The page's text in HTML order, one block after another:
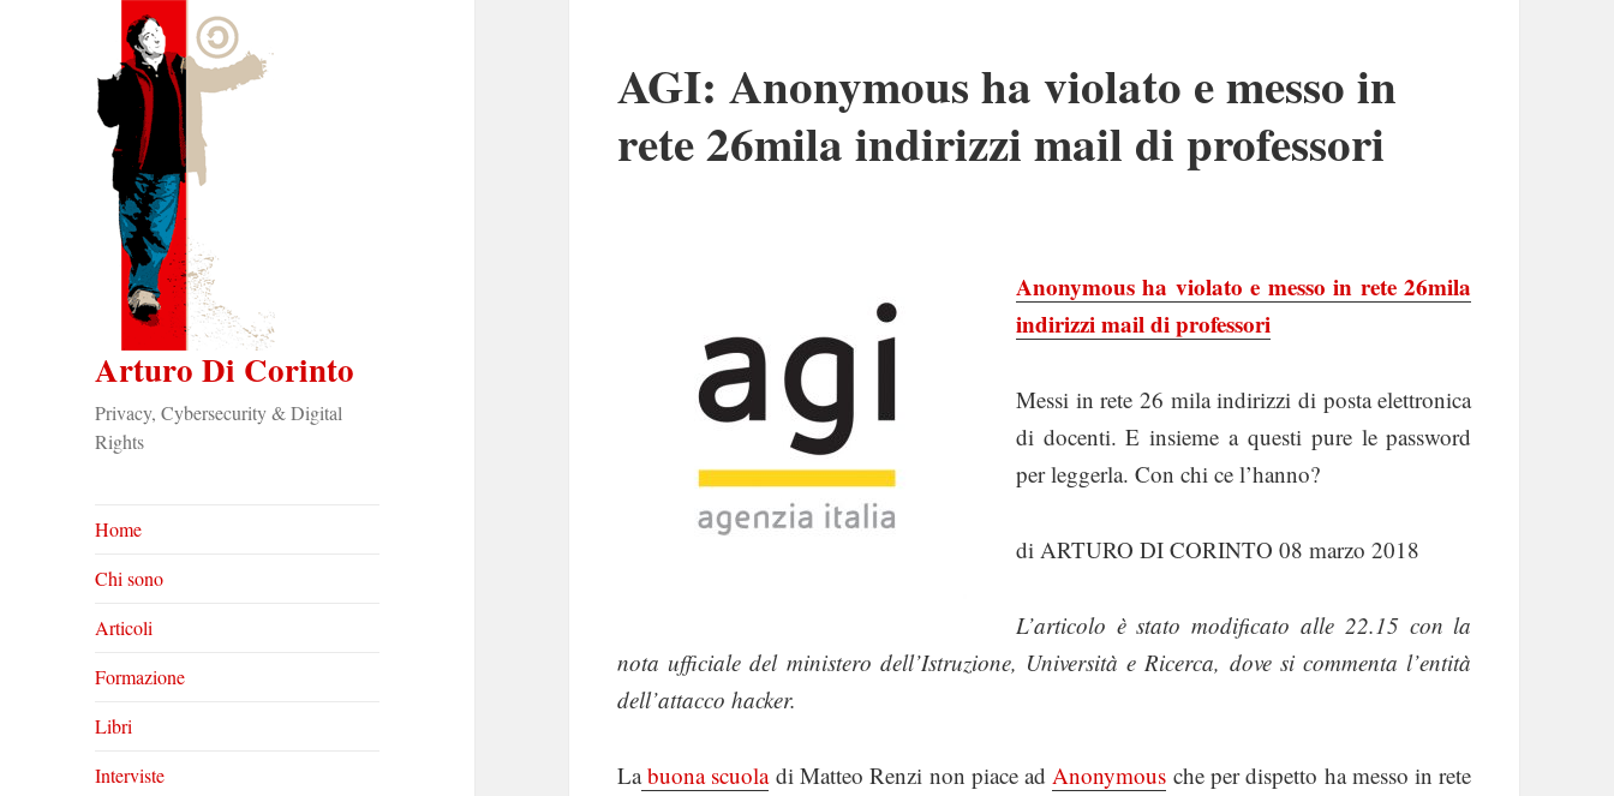
Arturo Di Corinto
Privacy, Cybersecurity & Digital
Rights
Home
Chi sono
Articoli
Formazione
Libri
Interviste
AGI: Anonymous ha violato e messo in
rete 26mila indirizzi mail di professori
Anonymous ha violato e messo in rete 26mila
indirizzi mail di professori
Messi in rete 26 mila indirizzi di posta elettronica
di docenti. E insieme a questi pure le password
per leggerla. Con chi ce l’hanno?
di ARTURO DI CORINTO 08 marzo 2018
L’articolo è stato modificato alle 22.15 con la
nota ufficiale del ministero dell’Istruzione, Università e Ricerca, dove si commenta l’entità
dell’attacco hacker.
Labuona scuoladi Matteo Renzi non piace adAnonymous ​ che per dispetto ha messo in rete